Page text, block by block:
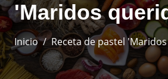
'Maridos
Inicio Receta de pastel